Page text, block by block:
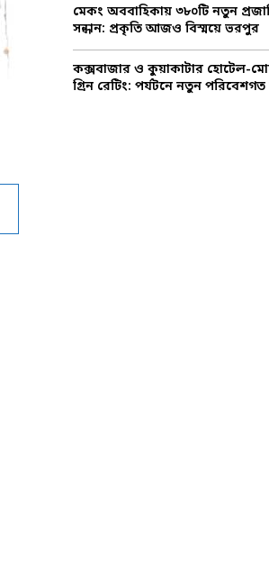
মেকং অববাহিকায় ৩৮০টি নতুন
সন্ধান: প্রকৃতি আজও বিস্ময়ে ভরপুর
কক্সবাজার ও কুয়াকাটার হোটেল-
গ্রিন রেটিং: পর্যটনে নতুন পরিবেশগত